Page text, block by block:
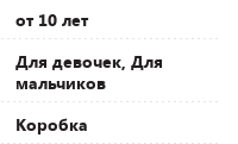
от 10 лет
Для девочек, Для
мальчиков
Коробка